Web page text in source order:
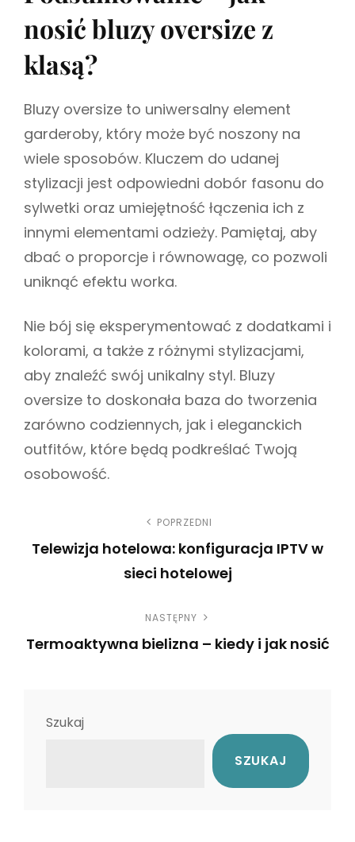
nosić bluzy oversize z
klasą?
Bluzy oversize to uniwersalny element
garderoby, który może być noszony na
wiele sposobów. Kluczem do udanej
stylizacji jest odpowiedni dobór fasonu do
sylwetki oraz umiejętność łączenia ich z
innymi elementami odzieży. Pamiętaj, aby
dbać o proporcje i równowagę, co pozwoli
uniknąć efektu worka.
Nie bój się eksperymentować z dodatkami i
kolorami, a także z różnymi stylizacjami,
aby znaleźć swój unikalny styl. Bluzy
oversize to doskonała baza do tworzenia
zarówno codziennych, jak i eleganckich
outfitów, które będą podkreślać Twoją
osobowość.
i
POPRZEDNI
Telewizja hotelowa: konfiguracja IPTV w
sieci hotelowej
e
NASTĘPNY
Termoaktywna bielizna – kiedy i jak nosić
Szukaj
SZUKAJ